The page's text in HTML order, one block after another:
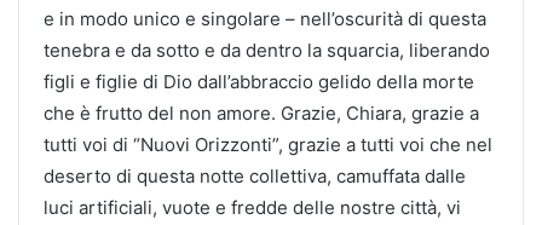
e in modo unico e singolare – nell’oscurità di questa
tenebra e da sotto e da dentro la squarcia, liberando
figli e figlie di Dio dall’abbraccio gelido della morte
che è frutto del non amore. Grazie, Chiara, grazie a
tutti voi di “Nuovi Orizzonti”, grazie a tutti voi che nel
deserto di questa notte collettiva, camuffata dalle
luci artificiali, vuote e fredde delle nostre città, vi